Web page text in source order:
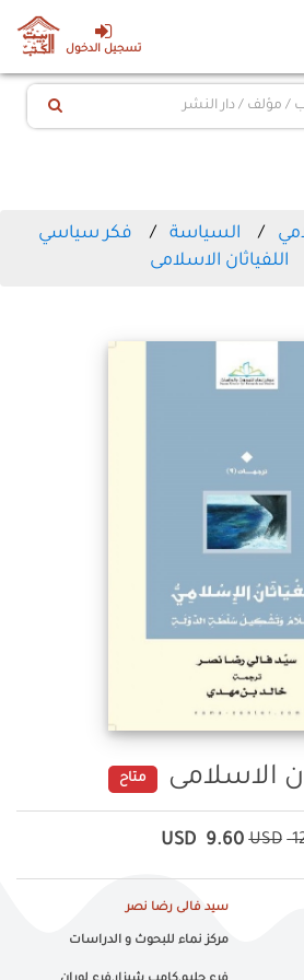
تسجيل الدخول
السياسة
فكر سياسي
اللفياثان الاسلامى
الاسلامى متاح
USD
9.60
USD
سيد فالى رضا نصر
مركز نماء للبحوث و الدراسات